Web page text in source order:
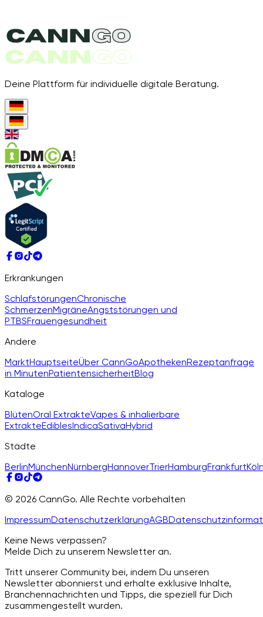
Deine Plattform für individuelle digitale Beratung.
Erkrankungen
SchlafstörungenChronische
SchmerzenMigräneAngststörungen und
PTBSFrauengesundheit
Andere
MarktHauptseiteÜber CannGoApothekenRezeptanfrage
in MinutenPatientensicherheitBlog
Kataloge
BlütenOral ExtrakteVapes & inhalierbare
ExtrakteEdiblesIndicaSativaHybrid
Städte
BerlinMünchenNürnbergHannoverTrierHamburgFrankfurt
© 2026 CannGo. Alle Rechte vorbehalten
ImpressumDatenschutzerklärungAGB
Keine News verpassen?
Melde Dich zu unserem Newsletter an.
Tritt unserer Community bei, indem Du unseren
Newsletter abonnierst und erhalte exklusive Inhalte,
Branchennachrichten und Tipps, die speziell für Dich
zusammengestellt wurden.